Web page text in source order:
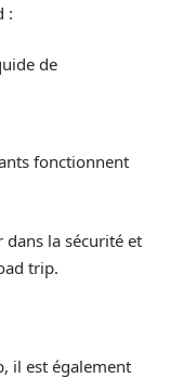
:
de
fonctionnent
la sécurité et
trip.
il est également